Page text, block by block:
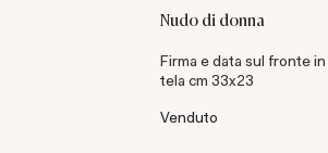
Nudo di donna
Firma e data sul fronte
tela cm 33x23
Venduto